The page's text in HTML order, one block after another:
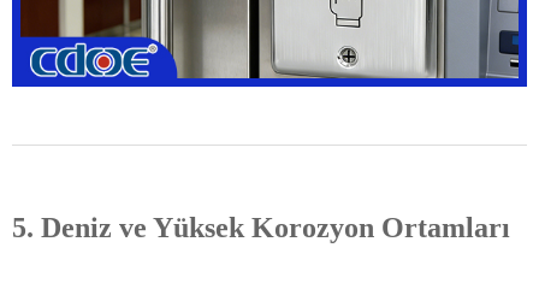
5. Deniz ve Yüksek Korozyon Ortamları